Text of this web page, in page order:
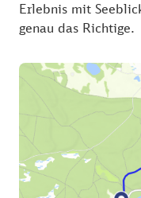
Erlebnis mit
genau das Richtige.